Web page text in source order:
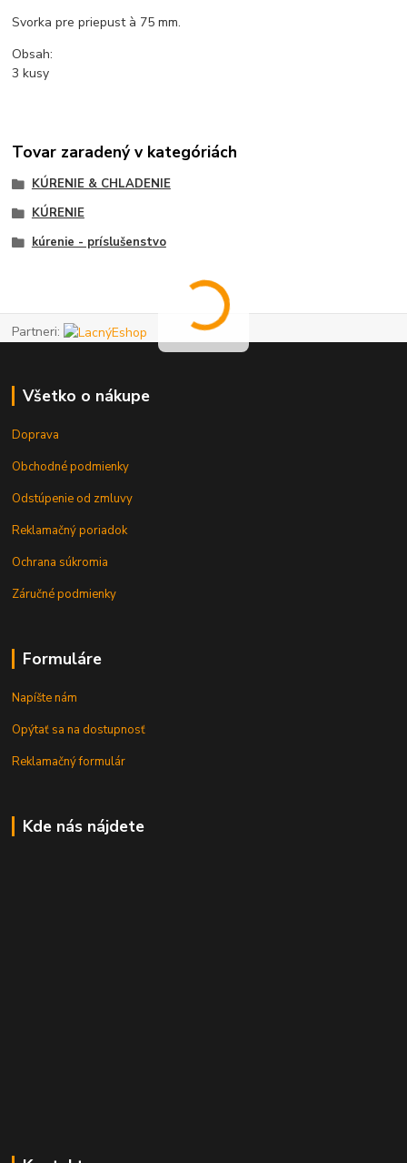
Svorka pre priepust à 75 mm.
Obsah:
3 kusy
Tovar zaradený v kategóriách
KÚRENIE & CHLADENIE
KÚRENIE
kúrenie - príslušenstvo
Partneri:
Všetko o nákupe
Doprava
Obchodné podmienky
Odstúpenie od zmluvy
Reklamačný poriadok
Ochrana súkromia
Záručné podmienky
Formuláre
Napíšte nám
Opýtať sa na dostupnosť
Reklamačný formulár
Kde nás nájdete